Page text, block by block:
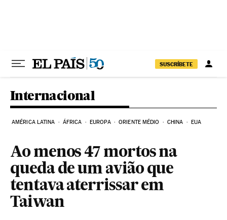
SUSCRÍBETE
Internacional
AMÉRICA LATINA ÁFRICA EUROPA ORIENTE MÉDIO CHINA EUA
Ao menos 47 mortos na
queda de um avião que
tentava aterrissar em
Taiwan